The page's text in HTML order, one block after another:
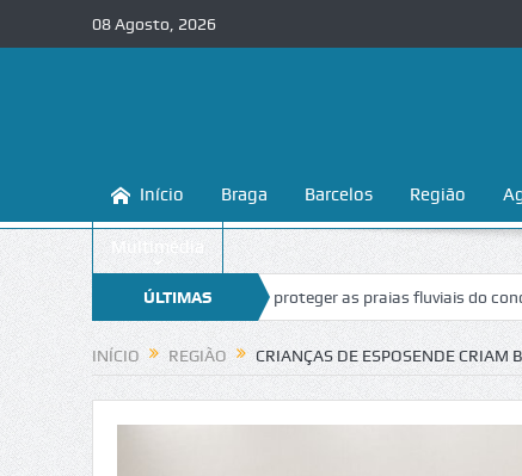
08 Agosto, 2026
Início Braga Barcelos Região
Multimédia
ÚLTIMAS
NOTÍCIAS
ensina a conhecer e proteger as praias fluviais do concelho
INÍCIO REGIÃO CRIANÇAS DE ESPOSENDE CRIAM